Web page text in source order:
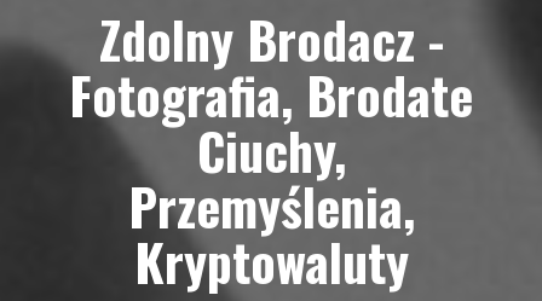
Zdolny Brodacz -
Fotografia, Brodate
Ciuchy,
Przemyślenia,
Kryptowaluty